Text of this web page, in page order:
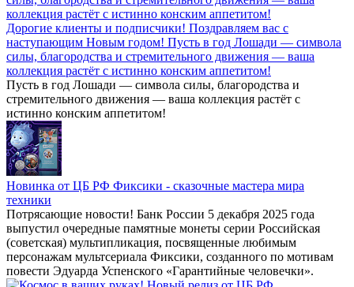
Дорогие клиенты и подписчики! Поздравляем вас с
наступающим Новым годом! Пусть в год Лошади — символа
силы, благородства и стремительного движения — ваша
коллекция растёт с истинно конским аппетитом!
Пусть в год Лошади — символа силы, благородства и
стремительного движения — ваша коллекция растёт с
истинно конским аппетитом!
Новинка от ЦБ РФ Фиксики - сказочные мастера мира
техники
Потрясающие новости! Банк России 5 декабря 2025 года
выпустил очередные памятные монеты серии Российская
(советская) мультипликация, посвященные любимым
персонажам мультсериала Фиксики, созданного по мотивам
повести Эдуарда Успенского «Гарантийные человечки».